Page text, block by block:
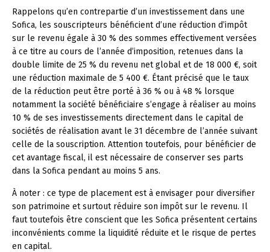
Rappelons qu’en contrepartie d’un investissement dans une
Sofica, les souscripteurs bénéficient d’une réduction d’impôt
sur le revenu égale à 30 % des sommes effectivement versées
à ce titre au cours de l’année d’imposition, retenues dans la
double limite de 25 % du revenu net global et de 18 000 €, soit
une réduction maximale de 5 400 €. Étant précisé que le taux
de la réduction peut être porté à 36 % ou à 48 % lorsque
notamment la société bénéficiaire s’engage à réaliser au moins
10 % de ses investissements directement dans le capital de
sociétés de réalisation avant le 31 décembre de l’année suivant
celle de la souscription. Attention toutefois, pour bénéficier de
cet avantage fiscal, il est nécessaire de conserver ses parts
dans la Sofica pendant au moins 5 ans.
À noter : ce type de placement est à envisager pour diversifier
son patrimoine et surtout réduire son impôt sur le revenu. Il
faut toutefois être conscient que les Sofica présentent certains
inconvénients comme la liquidité réduite et le risque de pertes
en capital.